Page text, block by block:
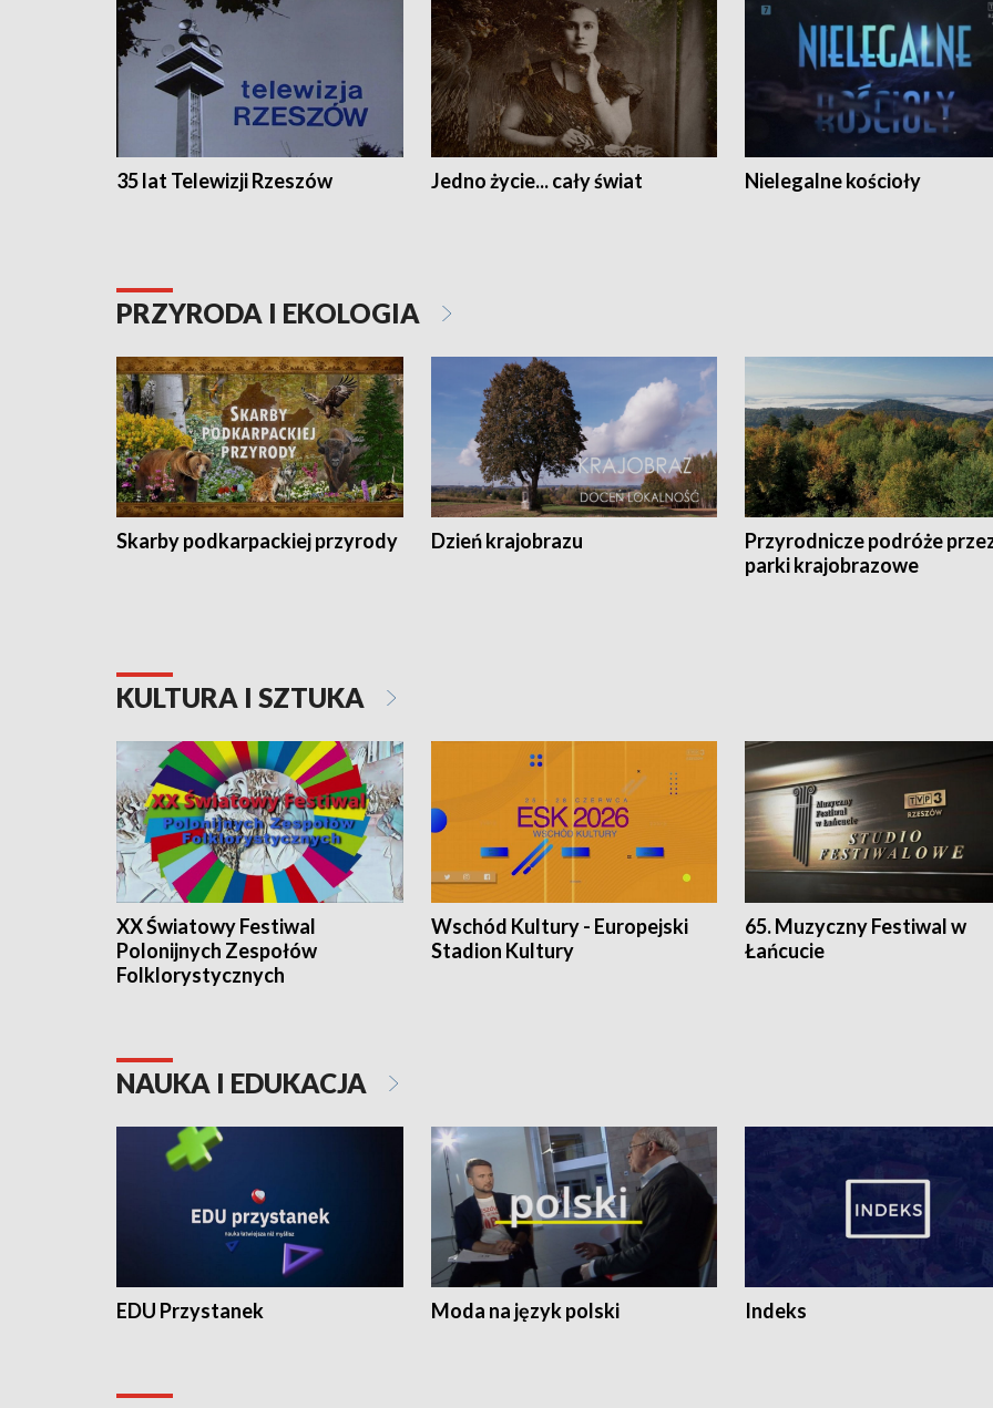
35 lat Telewizji Rzeszów Jedno życie... cały świat Nielegalne kościoły
PRZYRODA I EKOLOGIA
Skarby podkarpackiej przyrody Dzień krajobrazu
Przyrodnicze podróże
parki krajobrazowe
KULTURA I SZTUKA
XX Światowy Festiwal
Polonijnych Zespołów
Folklorystycznych
Wschód Kultury - Europejski
Stadion Kultury
65. Muzyczny Festiwal w
Łańcucie
NAUKA I EDUKACJA
EDU Przystanek Moda na język polski Indeks